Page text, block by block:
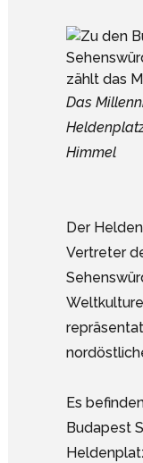
Das
Himmel
Der
Vertreter
Es
Budapest